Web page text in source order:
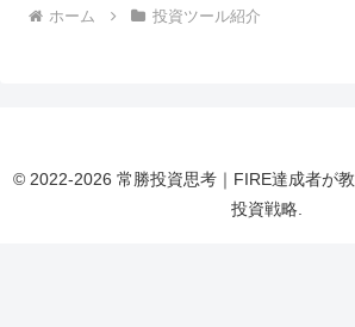
ホーム 投資ツール紹介
© 2022-2026 常勝投資思考｜FIRE達成者が
投資戦略.